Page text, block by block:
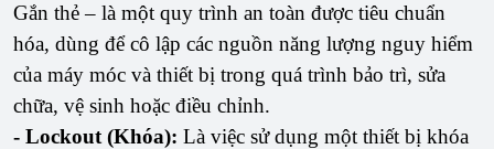
Gắn thẻ – là một quy trình an toàn được tiêu chuẩn
hóa, dùng để cô lập các nguồn năng lượng nguy hiểm
của máy móc và thiết bị trong quá trình bảo trì, sửa
chữa, vệ sinh hoặc điều chỉnh.
- Lockout (Khóa): Là việc sử dụng một thiết bị khóa